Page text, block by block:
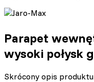
Parapet
wysoki połysk
Skrócony opis